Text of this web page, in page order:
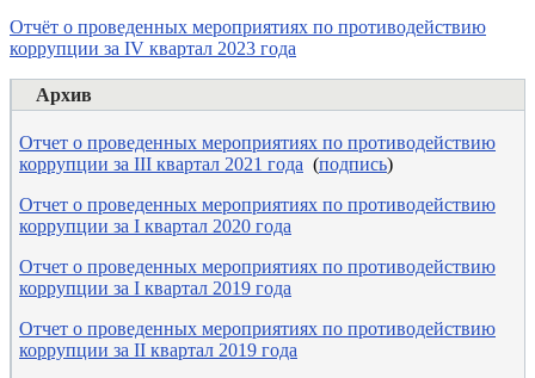
Отчёт о проведенных мероприятиях по противодействию
коррупции за IV квартал 2023 года
Архив
Отчет о проведенных мероприятиях по противодействию
коррупции за III квартал 2021 года (подпись)
Отчет о проведенных мероприятиях по противодействию
коррупции за I квартал 2020 года
Отчет о проведенных мероприятиях по противодействию
коррупции за I квартал 2019 года
Отчет о проведенных мероприятиях по противодействию
коррупции за II квартал 2019 года